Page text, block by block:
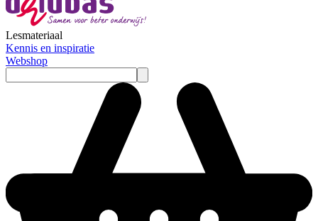
Lesmateriaal
Kennis en inspiratie
Webshop